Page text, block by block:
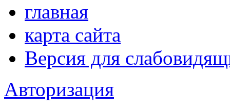
главная
карта сайта
Версия для
Авторизация